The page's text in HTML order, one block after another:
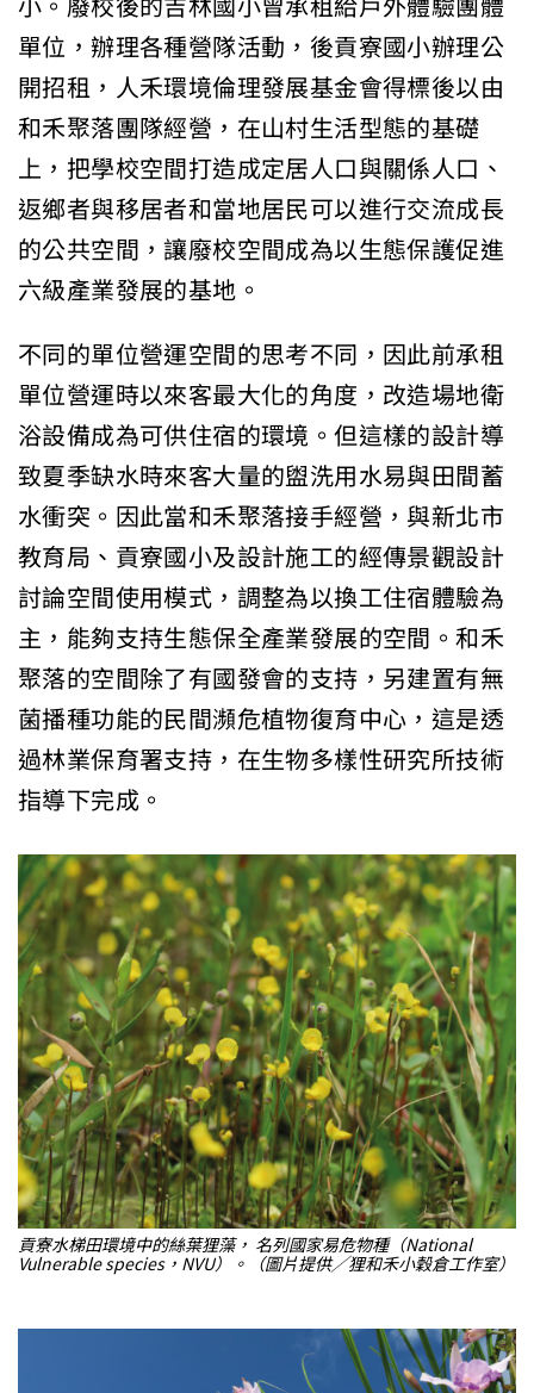
單位，辦理各種營隊活動，後貢寮國小辦理公
開招租，人禾環境倫理發展基金會得標後以由
和禾聚落團隊經營，在山村生活型態的基礎
上，把學校空間打造成定居人口與關係人口、
返鄉者與移居者和當地居民可以進行交流成長
的公共空間，讓廢校空間成為以生態保護促進
六級產業發展的基地。
不同的單位營運空間的思考不同，因此前承租
單位營運時以來客最大化的角度，改造場地衛
浴設備成為可供住宿的環境。但這樣的設計導
致夏季缺水時來客大量的盥洗用水易與田間蓄
水衝突。因此當和禾聚落接手經營，與新北市
教育局、貢寮國小及設計施工的經傳景觀設計
討論空間使用模式，調整為以換工住宿體驗為
主，能夠支持生態保全產業發展的空間。和禾
聚落的空間除了有國發會的支持，另建置有無
菌播種功能的民間瀕危植物復育中心，這是透
過林業保育署支持，在生物多樣性研究所技術
指導下完成。
貢寮水梯田環境中的絲葉狸藻， 名列國家易危物種（National
Vulnerable species，NVU）。（圖片提供╱狸和禾小穀倉工作室）